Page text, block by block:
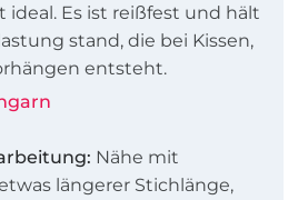
ideal. Es ist reißfest und hält
stand, die bei Kissen,
entsteht.
Nähe mit
längerer Stichlänge,